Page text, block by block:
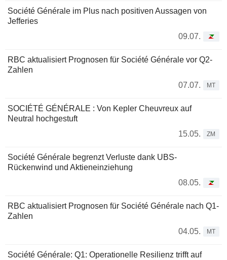
Société Générale im Plus nach positiven Aussagen von
Jefferies
09.07.
RBC aktualisiert Prognosen für Société Générale vor Q2-
Zahlen
07.07.
MT
SOCIÉTÉ GÉNÉRALE : Von Kepler Cheuvreux auf
Neutral hochgestuft
15.05.
ZM
Société Générale begrenzt Verluste dank UBS-
Rückenwind und Aktieneinziehung
08.05.
RBC aktualisiert Prognosen für Société Générale nach Q1-
Zahlen
04.05.
MT
Société Générale: Q1: Operationelle Resilienz trifft auf